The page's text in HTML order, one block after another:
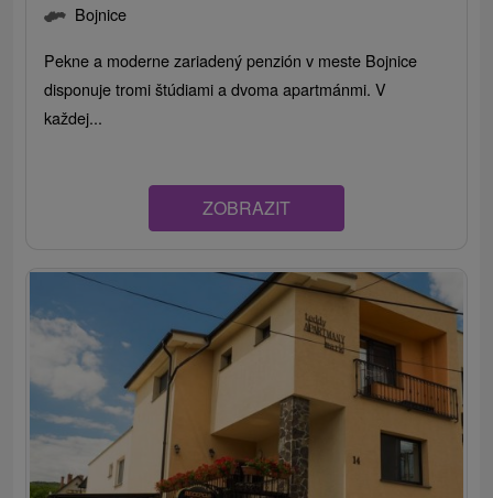
Bojnice
Pekne a moderne zariadený penzión v meste Bojnice
disponuje tromi štúdiami a dvoma apartmánmi. V
každej...
ZOBRAZIT